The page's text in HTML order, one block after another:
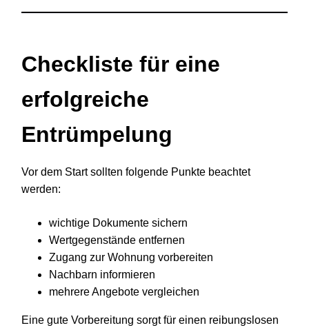
Checkliste für eine
erfolgreiche
Entrümpelung
Vor dem Start sollten folgende Punkte beachtet
werden:
wichtige Dokumente sichern
Wertgegenstände entfernen
Zugang zur Wohnung vorbereiten
Nachbarn informieren
mehrere Angebote vergleichen
Eine gute Vorbereitung sorgt für einen reibungslosen